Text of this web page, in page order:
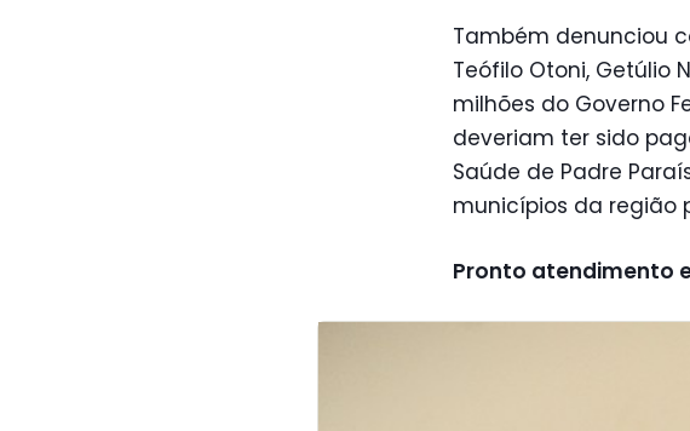
Também denunciou
Teófilo Otoni, Getúlio
milhões do Governo
deveriam ter sido
Saúde de Padre
municípios da região
Pronto atendimento